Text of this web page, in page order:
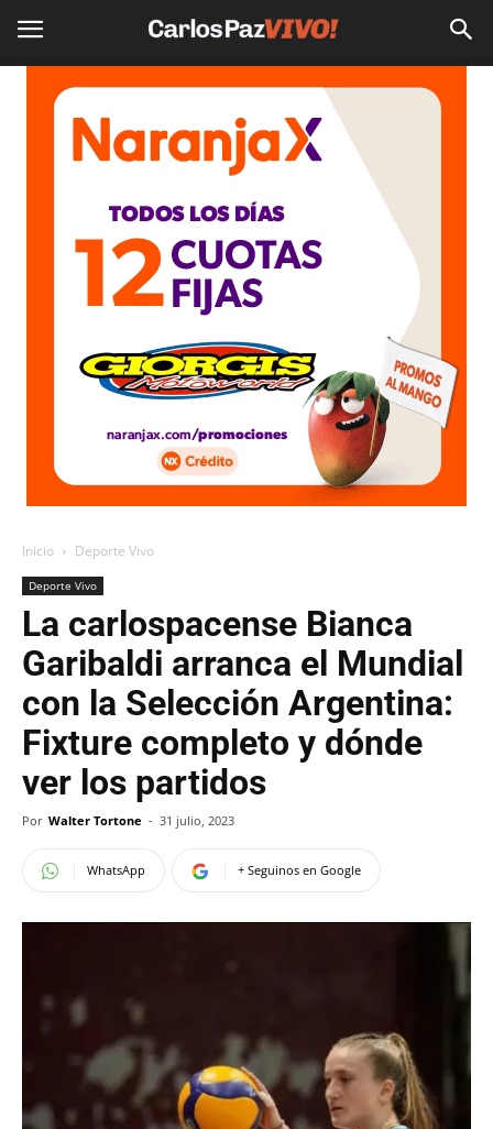
Inicio Deporte Vivo
Deporte Vivo
La carlospacense Bianca
Garibaldi arranca el Mundial
con la Selección Argentina:
Fixture completo y dónde
ver los partidos
Por Walter Tortone - 31 julio, 2023
WhatsApp + Seguinos en Google